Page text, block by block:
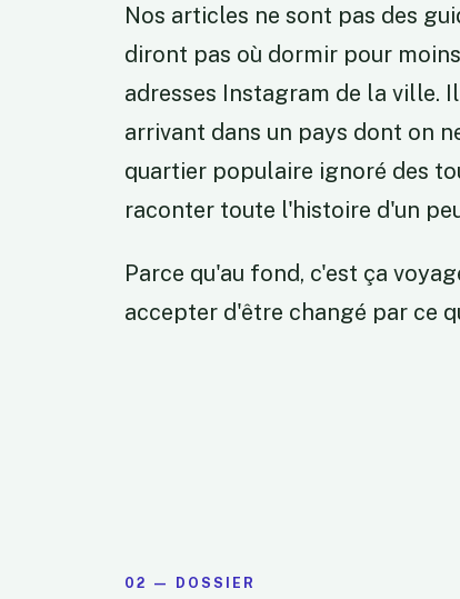
Nos articles ne sont pas des
diront pas où dormir pour
adresses Instagram de la ville.
arrivant dans un pays dont on
quartier populaire ignoré des
raconter toute l'histoire d'un
Parce qu'au fond, c'est ça
accepter d'être changé par ce
02 — DOSSIER